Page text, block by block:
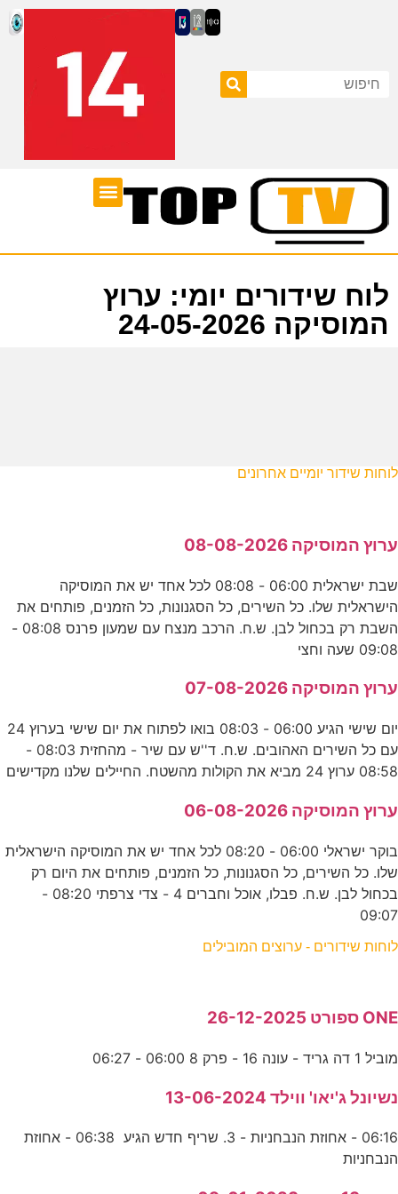
לוח שידורים יומי: ערוץ
המוסיקה 24-05-2026
לוחות שידור יומיים אחרונים
ערוץ המוסיקה 08-08-2026
שבת ישראלית 06:00 - 08:08 לכל אחד יש את המוסיקה
הישראלית שלו. כל השירים, כל הסגנונות, כל הזמנים, פותחים את
השבת רק בכחול לבן. ש.ח. הרכב מנצח עם שמעון פרנס 08:08 -
09:08 שעה וחצי
ערוץ המוסיקה 07-08-2026
יום שישי הגיע 06:00 - 08:03 בואו לפתוח את יום שישי בערוץ 24
עם כל השירים האהובים. ש.ח. ד''ש עם שיר - מהחזית 08:03 -
08:58 ערוץ 24 מביא את הקולות מהשטח. החיילים שלנו מקדישים
ערוץ המוסיקה 06-08-2026
בוקר ישראלי 06:00 - 08:20 לכל אחד יש את המוסיקה הישראלית
שלו. כל השירים, כל הסגנונות, כל הזמנים, פותחים את היום רק
בכחול לבן. ש.ח. פבלו, אוכל וחברים 4 - צדי צרפתי 08:20 -
09:07
לוחות שידורים - ערוצים המובילים
ONE ספורט 26-12-2025
מוביל 1 דה גריד - עונה 16 - פרק 8 06:00 - 06:27
נשיונל ג'יאו' ווילד 13-06-2024
06:16 - אחוזת הנבחניות - 3. שריף חדש הגיע 06:38 - אחוזת
הנבחניות